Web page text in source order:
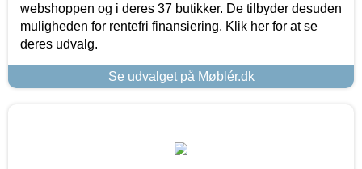
webshoppen og i deres 37 butikker. De tilbyder desuden
muligheden for rentefri finansiering. Klik her for at se
deres udvalg.
Se udvalget på Møblér.dk